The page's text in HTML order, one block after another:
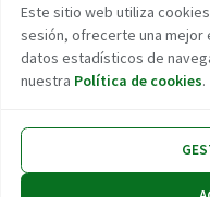
Este sitio web utiliza
sesión, ofrecerte una mejor
datos estadísticos de
nuestra Política de cookies.
Accesibilidad Aviso legal